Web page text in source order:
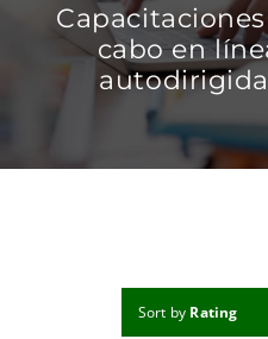
MATRÍCULA Y PAGOS
cabo en
Sort by Rating